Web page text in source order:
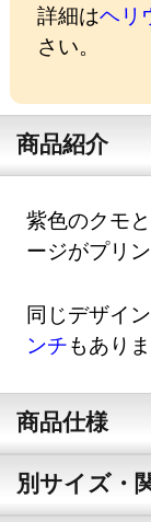
詳細はヘリ
さい。
商品紹介
紫色のクモ
ージがプリ
同じデザイ
ンチもありま
商品仕様
別サイズ・